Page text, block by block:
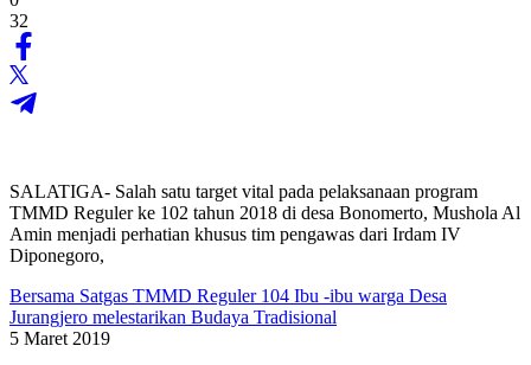
32
SALATIGA- Salah satu target vital pada pelaksanaan program
TMMD Reguler ke 102 tahun 2018 di desa Bonomerto, Mushola Al
Amin menjadi perhatian khusus tim pengawas dari Irdam IV
Diponegoro,
Bersama Satgas TMMD Reguler 104 Ibu -ibu warga Desa
Jurangjero melestarikan Budaya Tradisional
5 Maret 2019